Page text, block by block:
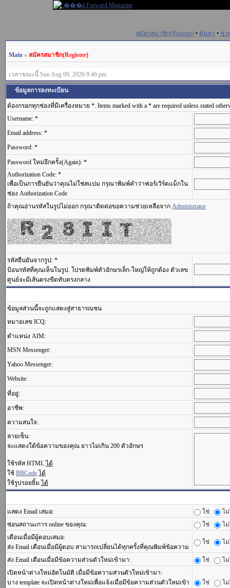
สมัครสมาชิก(Register) • ค้นหา • ช่ว
Main » สมัครสมาชิก(Register)
เวลาขณะนี้ Sun Aug 09, 2026 9:46 pm
ข้อมูลการลงทะเบียน
ต้องกรอกทุกช่องที่มีเครื่องหมาย *. Items marked with a * are required unless stated
Username: *
Email address: *
Password: *
Password ใหม่อีกครั้ง(Again): *
Authorization Code: *
เพื่อเป็นการยืนยันว่าคุณไม่ใช่สแปม กรุณาพิมพ์คำว่าฟอร์เวิร์ดแม็กใน
ช่อง Authorization Code
ถ้าคุณอ่านรหัสในรูปไม่ออก กรุณาติดต่อขอความช่วยเหลือจาก Administrator
รหัสยืนยันจากรูป: *
ป้อนรหัสที่คุณเห็นในรูป. โปรดพิมพ์ตัวอักษรเล็ก-ใหญ่ให้ถูกต้อง ตัวเลข
ศูนย์จะมีเส้นตรงขีดทับตรงกลาง
ข้อมูลส่วนนี้จะถูกแสดงสู่สาธารณชน
หมายเลข ICQ:
ตำแหน่ง AIM:
MSN Messenger:
Yahoo Messenger:
Website:
ที่อยู่:
อาชีพ:
ความสนใจ:
ลายเซ็น:
จะแสดงใต้ข้อความของคุณ ยาวไม่เกิน 200 ตัวอักษร
ใช้รหัส HTML ได้
ใช้ BBCode ได้
ใช้รูปรอยยิ้ม ได้
แสดง Email เสมอ: ใช่
ไ
ซ่อนสถานะการ online ของคุณ:
ใช่
ไ
เตือนเมื่อมีผู้ตอบเสมอ:
ส่ง Email เตือนเมื่อมีผู้ตอบ สามารถเปลี่ยนได้ทุกครั้งที่คุณพิมพ์ข้อความ
ใช่ ไ
ส่ง Email เตือนเมื่อมีข้อความส่วนตัวใหม่เข้ามา: ใช่
ไ
เปิดหน้าต่างใหม่อัตโนมัติ เมื่อมีข้อความส่วนตัวใหม่เข้ามา:
บาง template จะเปิดหน้าต่างใหม่เพื่อแจ้งเมื่อมีข้อความส่วนตัวใหม่เข้า
ใช่ ไ